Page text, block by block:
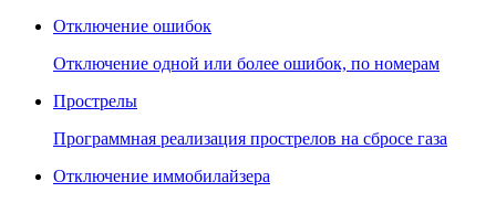
Отключение ошибок
Отключение одной или более ошибок, по номерам
Прострелы
Программная реализация прострелов на сбросе газа
Отключение иммобилайзера